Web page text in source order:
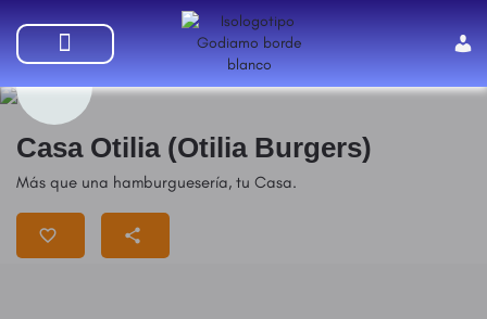
Casa Otilia (Otilia Burgers)
Más que una hamburguesería, tu Casa.